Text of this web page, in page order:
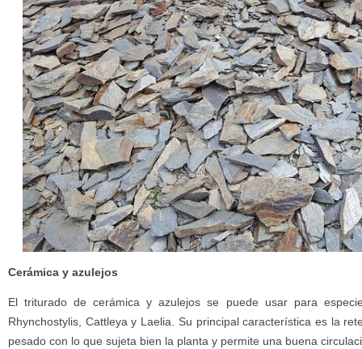
Cerámica y azulejos
El triturado de cerámica y azulejos se puede usar para
Rhynchostylis, Cattleya y Laelia. Su principal característica es la
pesado con lo que sujeta bien la planta y permite una buena